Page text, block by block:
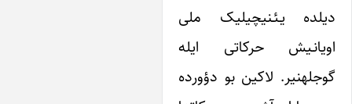
دیلده یـئـنی‎چیلیک ملی
حرکاتی ایله
گوجله‎نیر. لاکین بو دؤورده